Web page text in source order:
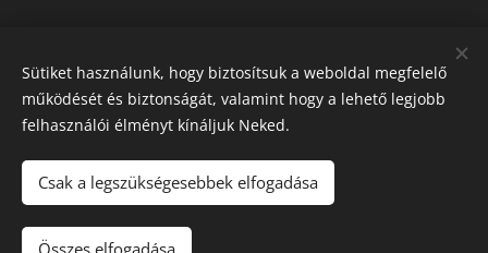
Instagram facebook
Sütiket használunk, hogy biztosítsuk a weboldal megfelelő
működését és biztonságát, valamint hogy a lehető legjobb
felhasználói élményt kínáljuk Neked.
Csak a legszükségesebbek elfogadása
Összes elfogadása